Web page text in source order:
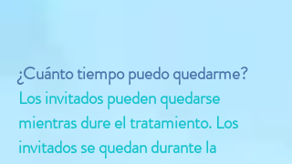
¿Cuánto tiempo puedo quedarme?
Los invitados pueden quedarse
mientras dure el tratamiento. Los
invitados se quedan durante la